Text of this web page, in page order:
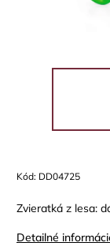
Kód: DD04725
Zvieratká z lesa:
Detailné